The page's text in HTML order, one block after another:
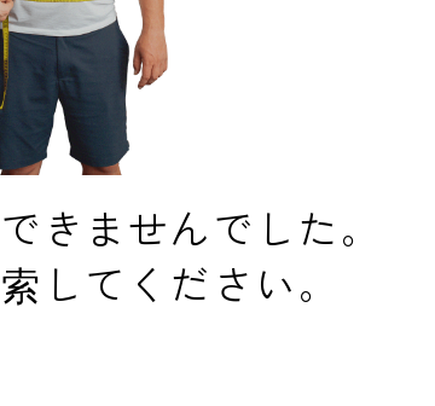
きませんでした。
してください。